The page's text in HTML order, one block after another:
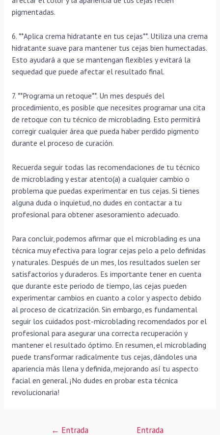
pigmentadas.
6. **Aplica crema hidratante en tus cejas**. Utiliza una crema
hidratante suave para mantener tus cejas bien humectadas.
Esto ayudará a que se mantengan flexibles y evitará la
sequedad que puede afectar el resultado final.
7. **Programa un retoque**. Un mes después del
procedimiento, es posible que necesites programar una cita
de retoque con tu técnico de microblading. Esto permitirá
corregir cualquier área que pueda haber perdido pigmento
durante el proceso de curación.
Recuerda seguir todas las recomendaciones de tu técnico
de microblading y estar atento(a) a cualquier cambio o
problema que puedas experimentar en tus cejas. Si tienes
alguna duda o inquietud, no dudes en contactar a tu
profesional para obtener asesoramiento adecuado.
Para concluir, podemos afirmar que el microblading es una
técnica muy efectiva para lograr cejas pelo a pelo definidas
y naturales. Después de un mes, los resultados suelen ser
satisfactorios y duraderos. Es importante tener en cuenta
que durante este periodo de tiempo, las cejas pueden
experimentar cambios en cuanto a color y aspecto debido
al proceso de cicatrización. Sin embargo, es fundamental
seguir los cuidados post-microblading recomendados por el
profesional para asegurar una correcta recuperación y
mantener el resultado óptimo. En resumen, el microblading
puede transformar radicalmente tus cejas, dándoles una
apariencia más llena y definida, mejorando así tu aspecto
facial en general. ¡No dudes en probar esta técnica
revolucionaria!
Navegación
← Entrada Entrada